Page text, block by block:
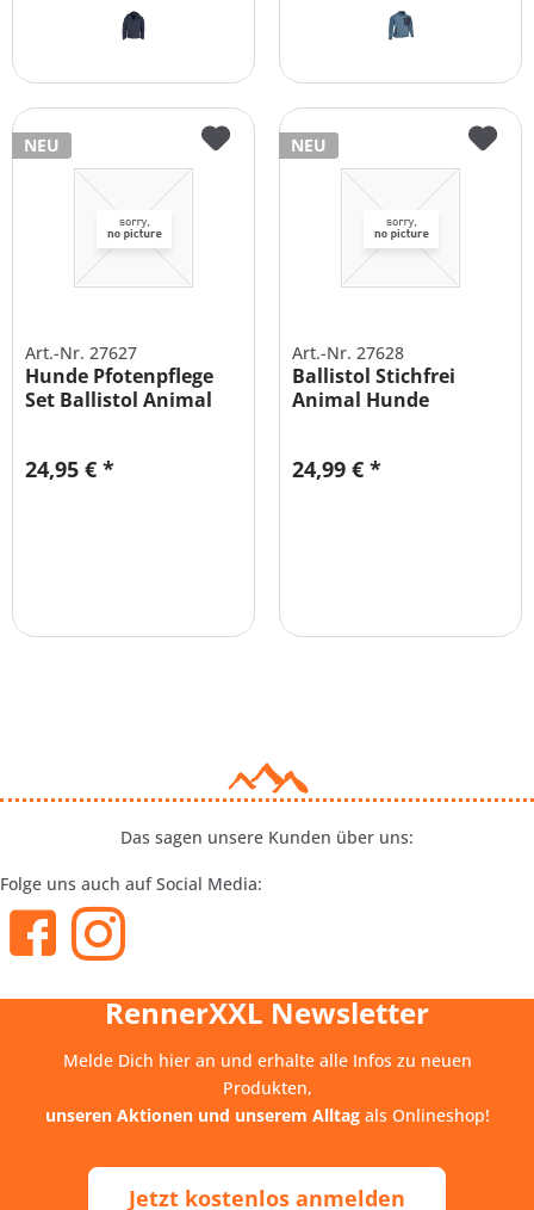
NEU
Art.-Nr. 27627
Hunde Pfotenpflege
Set Ballistol Animal
24,95 € *
NEU
Art.-Nr. 27628
Ballistol Stichfrei
Animal Hunde
24,99 € *
Das sagen unsere Kunden über uns:
Folge uns auch auf Social Media:
RennerXXL Newsletter
Melde Dich hier an und erhalte alle Infos zu neuen
Produkten,
unseren Aktionen und unserem Alltagals Onlineshop!
Jetzt kostenlos anmelden